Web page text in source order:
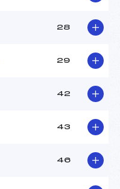
28
29
42
43
46